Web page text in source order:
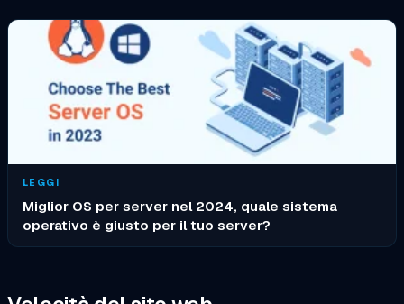
LEGGI
Miglior OS per server nel 2024, quale sistema
operativo è giusto per il tuo server?